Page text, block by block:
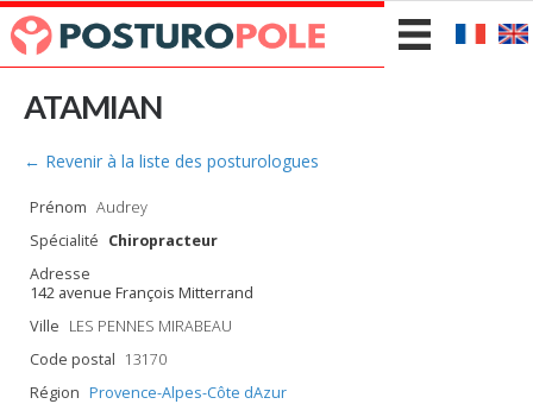
ATAMIAN
← Revenir à la liste des posturologues
Prénom Audrey
Spécialité Chiropracteur
Adresse
142 avenue François Mitterrand
Ville LES PENNES MIRABEAU
Code postal 13170
Région Provence-Alpes-Côte dAzur